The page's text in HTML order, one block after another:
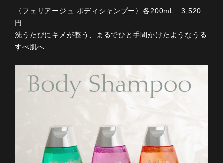
〈フェリアージュ ボディシャンプー〉各200mL 3,520
円
洗うたびにキメが整う、まるでひと手間かけたようなうる
すべ肌へ